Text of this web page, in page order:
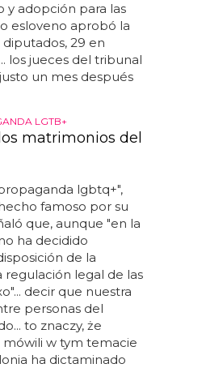
y adopción para las
esloveno aprobó la
29 en
los jueces del tribunal
un mes después
LGTB+
matrimonios del
lgbtq+",
famoso por su
que, aunque "en la
ha decidido
de la
legal de las
decir que nuestra
personas del
to znaczy, że
mówili w tym temacie
ha dictaminado